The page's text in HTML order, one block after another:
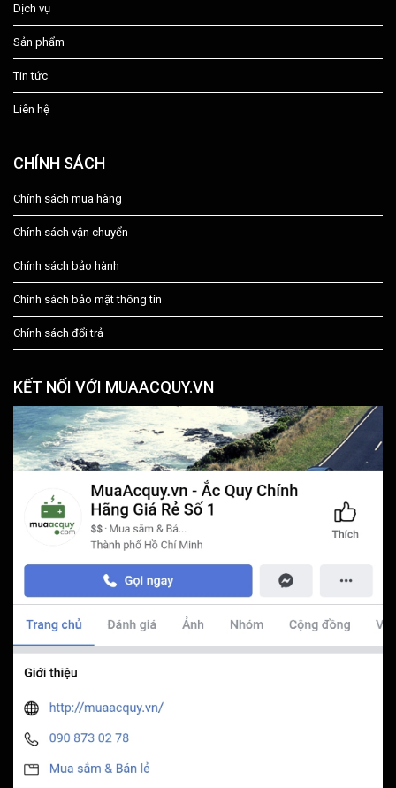
Dịch vụ
Sản phẩm
Tin tức
Liên hệ
CHÍNH SÁCH
Chính sách mua hàng
Chính sách vận chuyển
Chính sách bảo hành
Chính sách bảo mật thông tin
Chính sách đổi trả
KẾT NỐI VỚI MUAACQUY.VN